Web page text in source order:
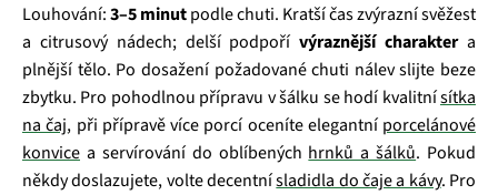
Louhování:3–5 minutpodle chuti. Kratší čas zvýrazní svěžest
a citrusový nádech; delší podpořívýraznější charaktera
plnější tělo. Po dosažení požadované chuti nálev slijte beze
zbytku. Pro pohodlnou přípravu v šálku se hodí kvalitnísítka
na čaj, při přípravě více porcí oceníte elegantní porcelánové
konvice a servírování do oblíbených hrnků a šálků. Pokud
někdy doslazujete, volte decentnísladidla do čaje a kávy. Pro